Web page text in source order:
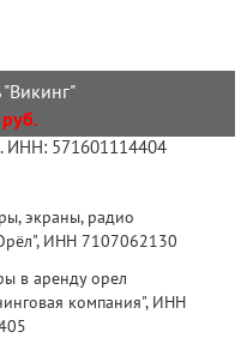
"Викинг"
ИНН: 571601114404
ИНН 7107062130
компания", ИНН